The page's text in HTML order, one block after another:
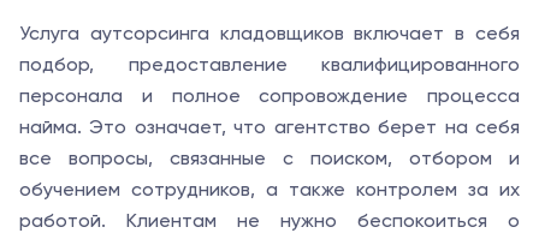
Услуга аутсорсинга кладовщиков включает в себя
подбор, предоставление квалифицированного
персонала и полное сопровождение процесса
найма. Это означает, что агентство берет на себя
все вопросы, связанные с поиском, отбором и
обучением сотрудников, а также контролем за их
работой. Клиентам не нужно беспокоиться о